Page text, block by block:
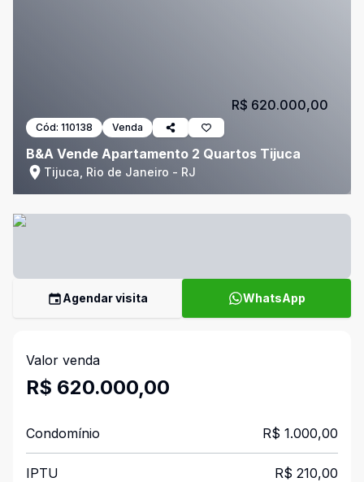
Cód: 110138 Venda
B&A Vende Apartamento 2 Quartos Tijuca
Tijuca, Rio de Janeiro - RJ
R$ 620.000,00
Agendar visita WhatsApp
Valor venda
R$ 620.000,00
Condomínio R$ 1.000,00
IPTU R$ 210,00